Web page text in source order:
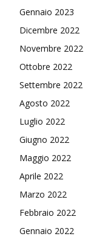
Gennaio 2023
Dicembre 2022
Novembre 2022
Ottobre 2022
Settembre 2022
Agosto 2022
Luglio 2022
Giugno 2022
Maggio 2022
Aprile 2022
Marzo 2022
Febbraio 2022
Gennaio 2022